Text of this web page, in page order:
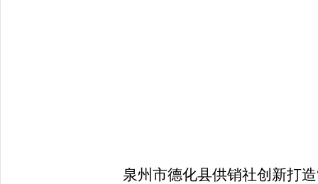
泉州市德化县供销社创新打